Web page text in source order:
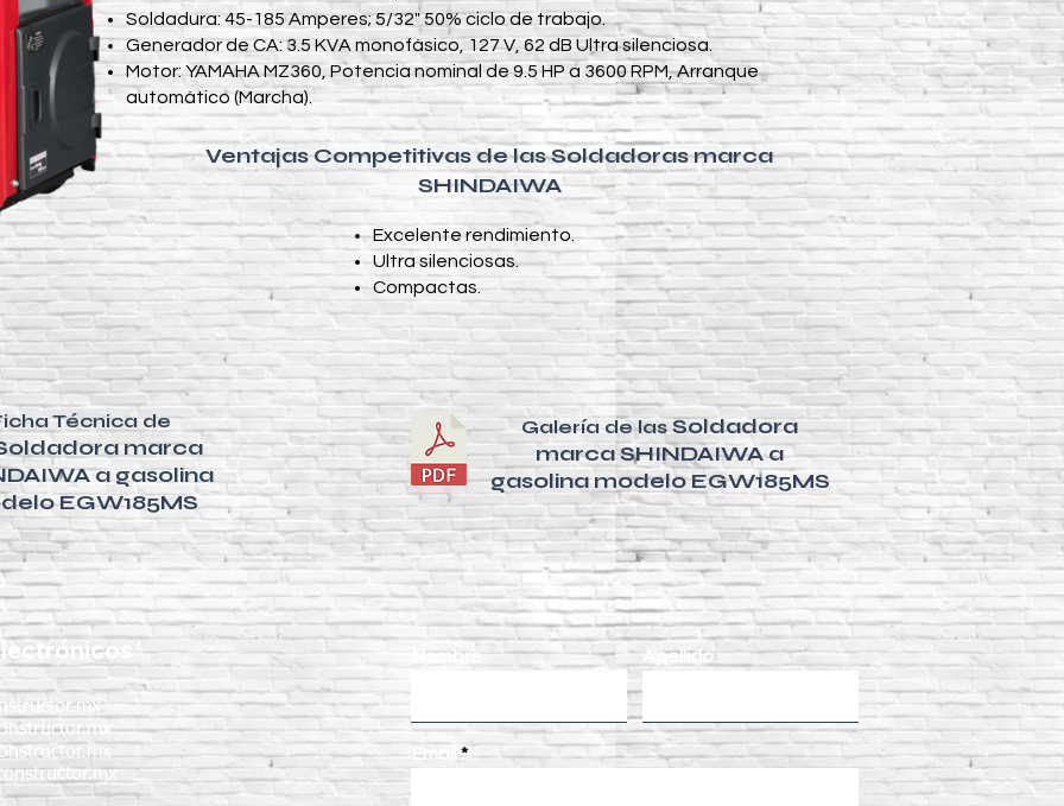
Soldadura: 45-185 Amperes; 5/32" 50% ciclo de trabajo.
Generador de CA: 3.5 KVA monofásico, 127 V, 62 dB Ultra silenciosa.
Motor: YAMAHA MZ360, Potencia nominal de 9.5 HP a 3600 RPM, Arranque
automático (Marcha).
Ventajas Competitivas de las Soldadoras marca
SHINDAIWA
Excelente rendimiento.
Ultra silenciosas.
Compactas.
Técnica de
marca
a gasolina
EGW185MS
Galería de lasSoldadora
marca SHINDAIWA a
gasolina modelo EGW185MS
Nombre Apellido
Email